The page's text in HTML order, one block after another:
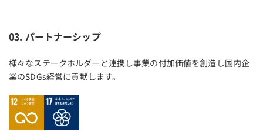
03. パートナーシップ
様々なステークホルダーと連携し事業の付加価値を創造し国内企
業のSDGs経営に貢献します。